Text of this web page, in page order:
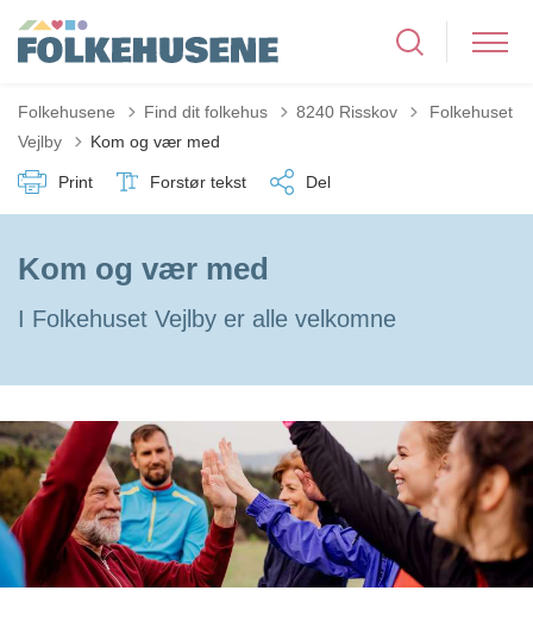
Folkehusene Find dit folkehus 8240 Risskov Tilbage til
Folkehuset
Vejlby
Kom og vær med
Print Forstør tekst Del
Kom og vær med
I Folkehuset Vejlby er alle velkomne